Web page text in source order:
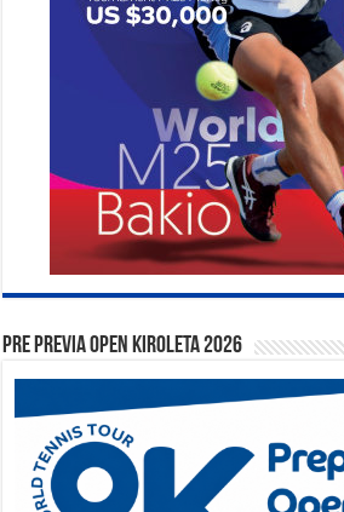
PRE PREVIA OPEN KIROLETA 2026